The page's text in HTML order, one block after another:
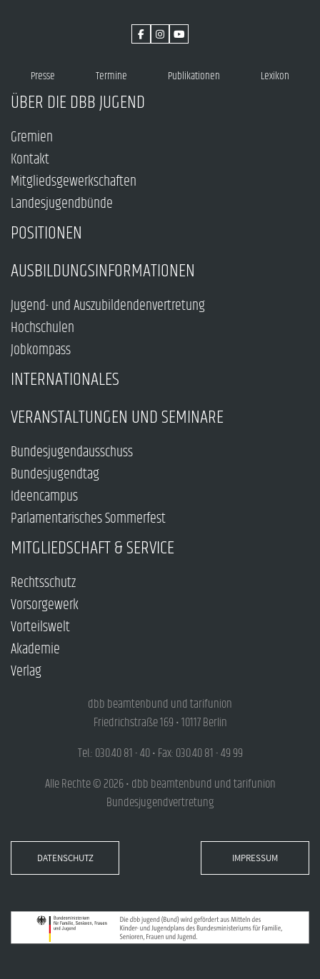
Presse Termine Publikationen Lexikon
ÜBER DIE DBB JUGEND
Gremien
Kontakt
Mitgliedsgewerkschaften
Landesjugendbünde
POSITIONEN
AUSBILDUNGSINFORMATIONEN
Jugend- und Auszubildendenvertretung
Hochschulen
Jobkompass
INTERNATIONALES
VERANSTALTUNGEN UND SEMINARE
Bundesjugendausschuss
Bundesjugendtag
Ideencampus
Parlamentarisches Sommerfest
MITGLIEDSCHAFT & SERVICE
Rechtsschutz
Vorsorgewerk
Vorteilswelt
Akademie
Verlag
dbb beamtenbund und tarifunion
Friedrichstraße 169 • 10117 Berlin
Tel.: 030.40 81 - 40 • Fax: 030.40 81 - 49 99
Alle Rechte © 2026 • dbb beamtenbund und tarifunion
Bundesjugendvertretung
DATENSCHUTZ IMPRESSUM